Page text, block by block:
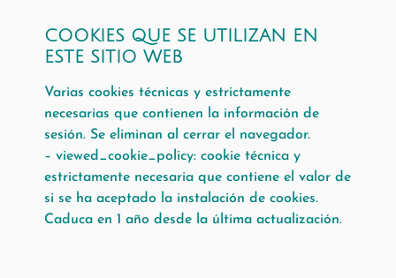
COOKIES QUE SE UTILIZAN EN
ESTE SITIO WEB
Varias cookies técnicas y estrictamente
necesarias que contienen la información de
sesión. Se eliminan al cerrar el navegador.
– viewed_cookie_policy: cookie técnica y
estrictamente necesaria que contiene el valor de
si se ha aceptado la instalación de cookies.
Caduca en 1 año desde la última actualización.